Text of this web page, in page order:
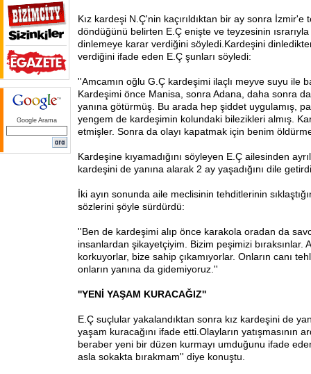
Google Arama
Kız kardeşi N.Ç'nin kaçırıldıktan bir ay sonra İzmir'e
döndüğünü belirten E.Ç enişte ve teyzesinin
dinlemeye karar verdiğini söyledi.Kardeşini
verdiğini ifade eden E.Ç şunları söyledi:
''Amcamın oğlu G.Ç kardeşimi ilaçlı meyve suyu ile
Kardeşimi önce Manisa, sonra Adana, daha sonra
yanına götürmüş. Bu arada hep şiddet uygulamış,
yengem de kardeşimin kolundaki bilezikleri almış.
etmişler. Sonra da olayı kapatmak için benim
Kardeşine kıyamadığını söyleyen E.Ç ailesinden
kardeşini de yanına alarak 2 ay yaşadığını dile
İki ayın sonunda aile meclisinin tehditlerinin
sözlerini şöyle sürdürdü:
''Ben de kardeşimi alıp önce karakola oradan da
insanlardan şikayetçiyim. Bizim peşimizi bıraksınlar.
korkuyorlar, bize sahip çıkamıyorlar. Onların canı
onların yanına da gidemiyoruz.''
''YENİ YAŞAM KURACAĞIZ''
E.Ç suçlular yakalandıktan sonra kız kardeşini de
yaşam kuracağını ifade etti.Olayların yatışmasının
beraber yeni bir düzen kurmayı umduğunu ifade
asla sokakta bırakmam'' diye konuştu.